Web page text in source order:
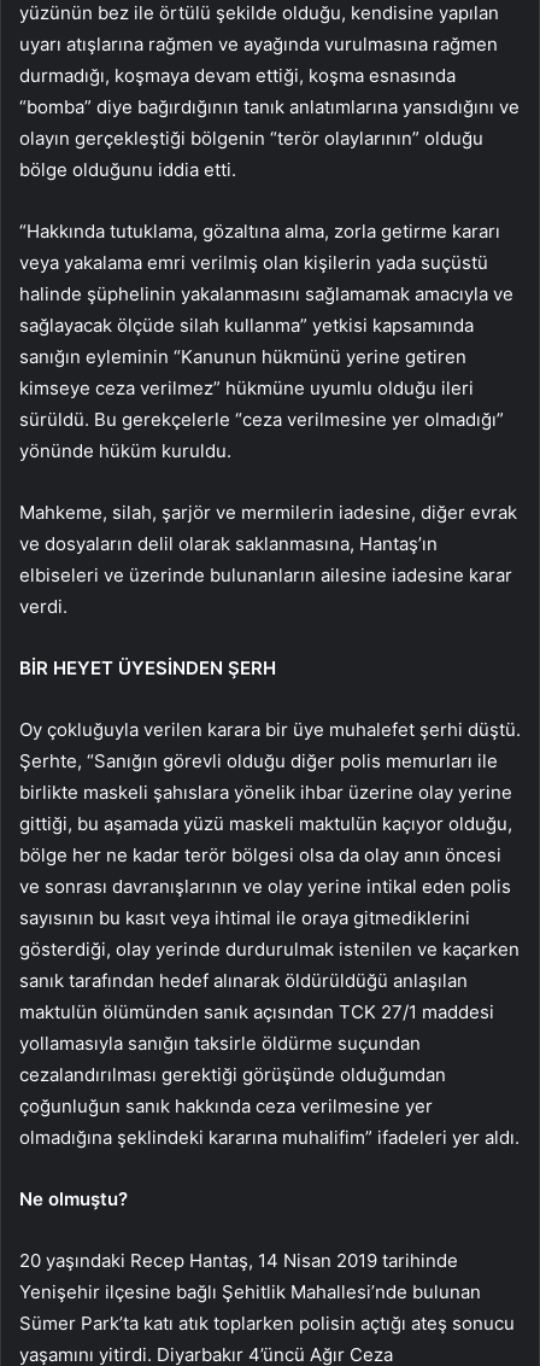
yüzünün bez ile örtülü şekilde olduğu, kendisine yapılan
uyarı atışlarına rağmen ve ayağında vurulmasına rağmen
durmadığı, koşmaya devam ettiği, koşma esnasında
“bomba” diye bağırdığının tanık anlatımlarına yansıdığını ve
olayın gerçekleştiği bölgenin “terör olaylarının” olduğu
bölge olduğunu iddia etti.
“Hakkında tutuklama, gözaltına alma, zorla getirme kararı
veya yakalama emri verilmiş olan kişilerin yada suçüstü
halinde şüphelinin yakalanmasını sağlamamak amacıyla ve
sağlayacak ölçüde silah kullanma” yetkisi kapsamında
sanığın eyleminin “Kanunun hükmünü yerine getiren
kimseye ceza verilmez” hükmüne uyumlu olduğu ileri
sürüldü. Bu gerekçelerle “ceza verilmesine yer olmadığı”
yönünde hüküm kuruldu.
Mahkeme, silah, şarjör ve mermilerin iadesine, diğer evrak
ve dosyaların delil olarak saklanmasına, Hantaş’ın
elbiseleri ve üzerinde bulunanların ailesine iadesine karar
verdi.
BİR HEYET ÜYESİNDEN ŞERH
Oy çokluğuyla verilen karara bir üye muhalefet şerhi düştü.
Şerhte, “Sanığın görevli olduğu diğer polis memurları ile
birlikte maskeli şahıslara yönelik ihbar üzerine olay yerine
gittiği, bu aşamada yüzü maskeli maktulün kaçıyor olduğu,
bölge her ne kadar terör bölgesi olsa da olay anın öncesi
ve sonrası davranışlarının ve olay yerine intikal eden polis
sayısının bu kasıt veya ihtimal ile oraya gitmediklerini
gösterdiği, olay yerinde durdurulmak istenilen ve kaçarken
sanık tarafından hedef alınarak öldürüldüğü anlaşılan
maktulün ölümünden sanık açısından TCK 27/1 maddesi
yollamasıyla sanığın taksirle öldürme suçundan
cezalandırılması gerektiği görüşünde olduğumdan
çoğunluğun sanık hakkında ceza verilmesine yer
olmadığına şeklindeki kararına muhalifim” ifadeleri yer aldı.
Ne olmuştu?
20 yaşındaki Recep Hantaş, 14 Nisan 2019 tarihinde
Yenişehir ilçesine bağlı Şehitlik Mahallesi’nde bulunan
Sümer Park’ta katı atık toplarken polisin açtığı ateş sonucu
yaşamını yitirdi. Diyarbakır 4’üncü Ağır Ceza